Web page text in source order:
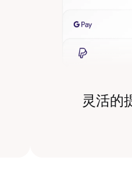
灵活的